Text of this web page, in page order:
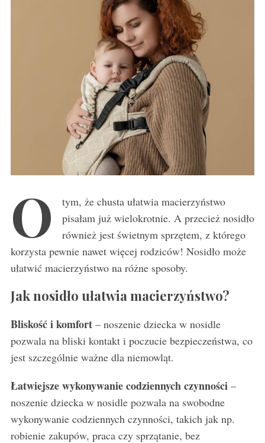
O
tym, że chusta ułatwia macierzyństwo
pisałam już wielokrotnie. A przecież nosidło
również jest świetnym sprzętem, z którego
korzysta pewnie nawet więcej rodziców! Nosidło może
ułatwić macierzyństwo na różne sposoby.
Jak nosidło ułatwia macierzyństwo?
Bliskość i komfort– noszenie dziecka w nosidle
pozwala na bliski kontakt i poczucie bezpieczeństwa, co
jest szczególnie ważne dla niemowląt.
Łatwiejsze wykonywanie codziennych czynności –
noszenie dziecka w nosidle pozwala na swobodne
wykonywanie codziennych czynności, takich jak np.
robienie zakupów, praca czy sprzątanie, bez